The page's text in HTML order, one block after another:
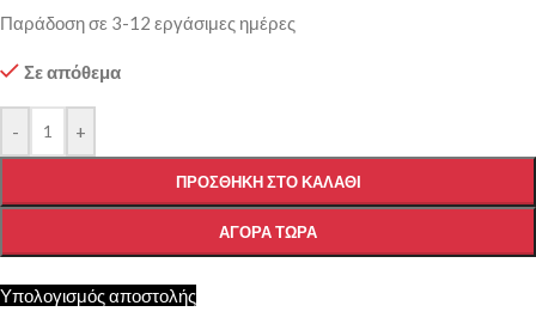
Παράδοση σε 3-12 εργάσιμες ημέρες
Σε απόθεμα
- +
ΠΡΟΣΘΉΚΗ ΣΤΟ ΚΑΛΆΘΙ
ΑΓΟΡΆ ΤΏΡΑ
Υπολογισμός αποστολής